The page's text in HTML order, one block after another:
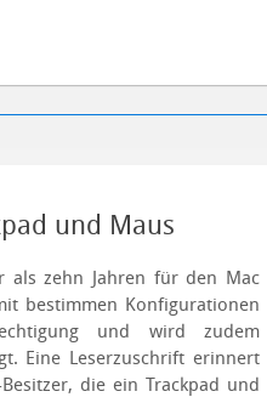
und Maus
zehn Jahren für den Mac
bestimmen Konfigurationen
und wird zudem
Eine Leserzuschrift erinnert
die ein Trackpad und